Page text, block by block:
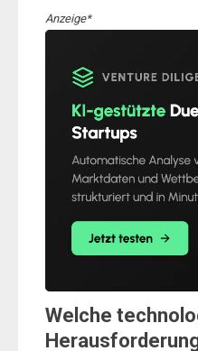
Anzeige*
Welche